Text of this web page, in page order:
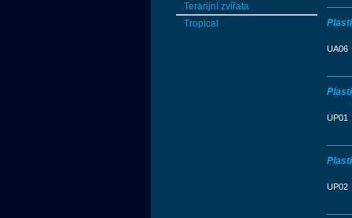
Terarijní zvířata
Tropical
UA06
UP01
UP02